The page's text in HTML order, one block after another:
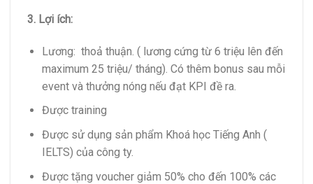
3. Lợi ích:
Lương: thoả thuận. ( lương cứng từ 6 triệu lên đến
maximum 25 triệu/ tháng). Có thêm bonus sau mỗi
event và thưởng nóng nếu đạt KPI đề ra.
Được training
Được sử dụng sản phẩm Khoá học Tiếng Anh (
IELTS) của công ty.
Được tặng voucher giảm 50% cho đến 100% các